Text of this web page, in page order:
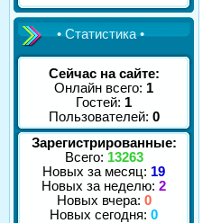
• Статистика •
Сейчас на сайте:
Онлайн всего: 1
Гостей: 1
Пользователей: 0
Зарегистрированные:
Всего: 13263
Новых за месяц: 19
Новых за неделю: 2
Новых вчера: 0
Новых сегодня: 0